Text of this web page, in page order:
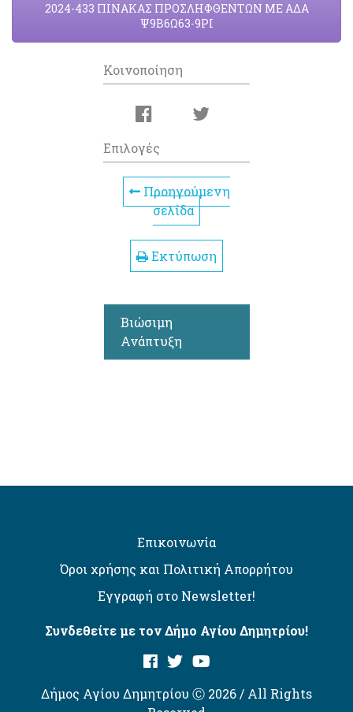
2024-433 ΠΙΝΑΚΑΣ ΠΡΟΣΛΗΦΘΕΝΤΩΝ ΜΕ ΑΔΑ
Ψ9Β6Ω63-9ΡΙ
Κοινοποίηση
Επιλογές
Προηγούμενη
σελίδα
Εκτύπωση
Βιώσιμη
Ανάπτυξη
Επικοινωνία
Όροι χρήσης και Πολιτική Απορρήτου
Εγγραφή στο Newsletter!
Συνδεθείτε με τον Δήμο Αγίου Δημητρίου!
Δήμος Αγίου Δημητρίου Ⓒ 2026 / All Rights